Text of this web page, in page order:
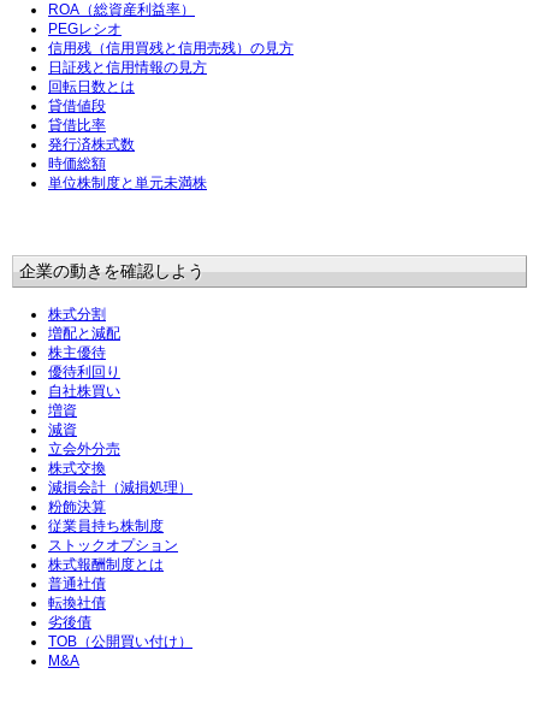
ROA（総資産利益率）
PEGレシオ
信用残（信用買残と信用売残）の見方
日証残と信用情報の見方
回転日数とは
貸借値段
貸借比率
発行済株式数
時価総額
単位株制度と単元未満株
企業の動きを確認しよう
株式分割
増配と減配
株主優待
優待利回り
自社株買い
増資
減資
立会外分売
株式交換
減損会計（減損処理）
粉飾決算
従業員持ち株制度
ストックオプション
株式報酬制度とは
普通社債
転換社債
劣後債
TOB（公開買い付け）
M&A